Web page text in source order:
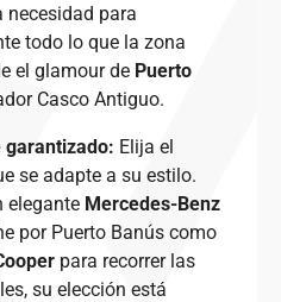
necesidad para
todo lo que la zona
el glamour de Puerto
Casco Antiguo.
garantizado: Elija el
se adapte a su estilo.
elegante Mercedes-Benz
por Puerto Banús como
para recorrer las
su elección está